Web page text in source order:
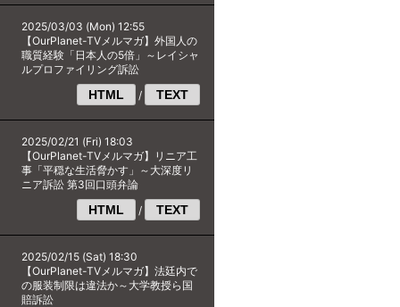
2025/03/03 (Mon) 12:55
【OurPlanet-TVメルマガ】外国人の
職質経験「日本人の5倍」～レイシャ
ルプロファイリング訴訟
HTML / TEXT
2025/02/21 (Fri) 18:03
【OurPlanet-TVメルマガ】リニア工
事「平穏な生活脅かす」～大深度リ
ニア訴訟 第3回口頭弁論
HTML / TEXT
2025/02/15 (Sat) 18:30
【OurPlanet-TVメルマガ】法廷内で
の服装制限は違法か～大学教授ら国
賠訴訟